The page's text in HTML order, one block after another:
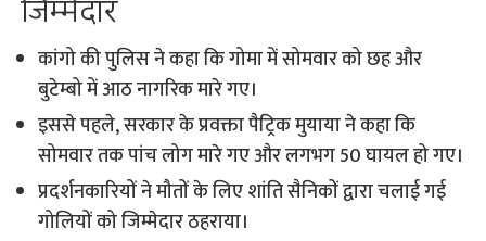
जिम्मेदार
कांगो की पुलिस ने कहा कि गोमा में सोमवार को छह और
बुटेम्बो में आठ नागरिक मारे गए।
इससे पहले, सरकार के प्रवक्ता पैट्रिक मुयाया ने कहा कि
सोमवार तक पांच लोग मारे गए और लगभग 50 घायल हो गए।
प्रदर्शनकारियों ने मौतों के लिए शांति सैनिकों द्वारा चलाई गई
गोलियों को जिम्मेदार ठहराया।